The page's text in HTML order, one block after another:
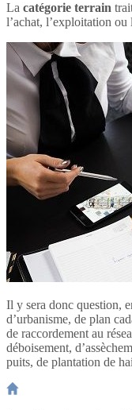
La catégorie terrain
l’achat, l’exploitation ou
Il y sera donc question,
d’urbanisme, de plan
de raccordement au
déboisement,
puits, de plantation de